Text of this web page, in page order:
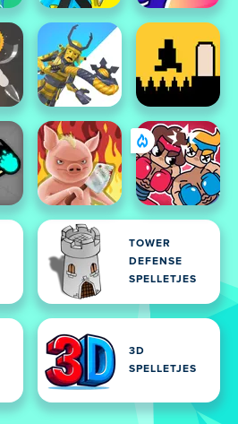
TOWER
DEFENSE
SPELLETJES
3D
SPELLETJES